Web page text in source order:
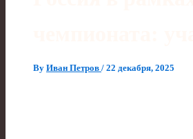
By Иван Петров / 22 декабря, 2025